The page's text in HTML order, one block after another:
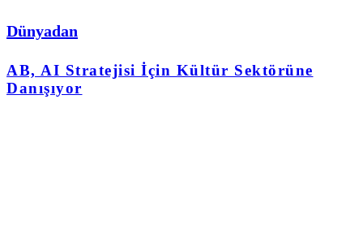
Dünyadan
AB, AI Stratejisi İçin Kültür Sektörüne
Danışıyor